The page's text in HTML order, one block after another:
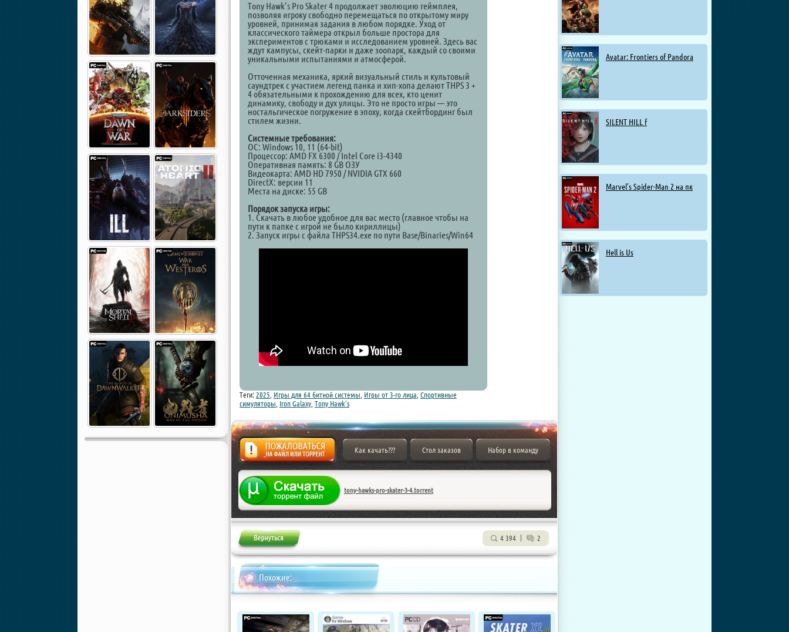
Avatar: Frontiers of Pandora
SILENT HILL f
Marvel’s Spider-Man 2 на пк
Hell is Us
Tony Hawk's Pro Skater 4 продолжает эволюцию геймплея,
позволяя игроку свободно перемещаться по открытому миру
уровней, принимая задания в любом порядке. Уход от
классического таймера открыл больше простора для
экспериментов с трюками и исследованием уровней. Здесь вас
ждут кампусы, скейт-парки и даже зоопарк, каждый со своими
уникальными испытаниями и атмосферой.
Отточенная механика, яркий визуальный стиль и культовый
саундтрек с участием легенд панка и хип-хопа делают THPS 3 +
4 обязательными к прохождению для всех, кто ценит
динамику, свободу и дух улицы. Это не просто игры — это
ностальгическое погружение в эпоху, когда скейтбординг был
стилем жизни.
Системные требования:
ОС: Windows 10, 11 (64-bit)
Процессор: AMD FX 6300 / Intel Core i3-4340
Оперативная память: 8 GB ОЗУ
Видеокарта: AMD HD 7950 / NVIDIA GTX 660
DirectX: версии 11
Места на диске: 55 GB
Порядок запуска игры:
1. Скачать в любое удобное для вас место (главное чтобы на
пути к папке с игрой не было кириллицы)
2. Запуск игры с файла THPS34.exe по пути Base/Binaries/Win64
Теги: 2025 Игры для 64 битной системы Игры от 3-го лица Спортивные
симуляторы Iron Galaxy Tony Hawk's
Жалоба
Как качать??? Стол заказов Набор в команду
tony-hawks-pro-skater-3-4.torrent
4 394 2
Похожие: